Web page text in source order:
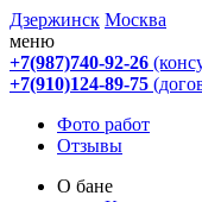
Дзержинск Москва
меню
+7(987)740-92-26
+7(910)124-89-75
Фото работ
Отзывы
О бане